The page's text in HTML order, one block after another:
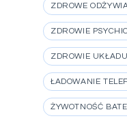
ZDROWE
ZDROWIE
ZDROWIE
ŁADOWANIE
ŻYWOTNOŚĆ